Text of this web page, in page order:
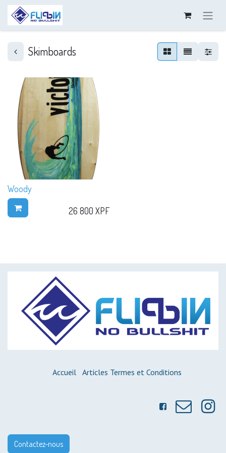
Skimboards
Woody
26 800 XPF
Accueil Articles Termes et Conditions
Contactez-nous